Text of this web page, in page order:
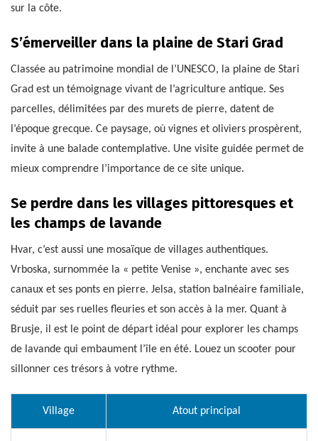
sur la côte.
S’émerveiller dans la plaine de Stari Grad
Classée au patrimoine mondial de l’UNESCO, la plaine de Stari
Grad est un témoignage vivant de l’agriculture antique. Ses
parcelles, délimitées par des murets de pierre, datent de
l’époque grecque. Ce paysage, où vignes et oliviers prospèrent,
invite à une balade contemplative. Une visite guidée permet de
mieux comprendre l’importance de ce site unique.
Se perdre dans les villages pittoresques et
les champs de lavande
Hvar, c’est aussi une mosaïque de villages authentiques.
Vrboska, surnommée la « petite Venise », enchante avec ses
canaux et ses ponts en pierre. Jelsa, station balnéaire familiale,
séduit par ses ruelles fleuries et son accès à la mer. Quant à
Brusje, il est le point de départ idéal pour explorer les champs
de lavande qui embaument l’île en été. Louez un scooter pour
sillonner ces trésors à votre rythme.
Village Atout principal